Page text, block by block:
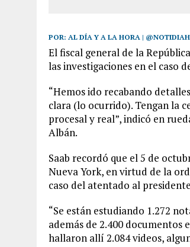
POR: AL DÍA Y A LA HORA |
El fiscal general de la
las investigaciones en el caso
“Hemos ido recabando
clara (lo ocurrido). Tengan la
procesal y real”, indicó en
Albán.
Saab recordó que el 5 de
Nueva York, en virtud de la
caso del atentado al
“Se están estudiando 1.272
además de 2.400 documentos
hallaron allí 2.084 videos,